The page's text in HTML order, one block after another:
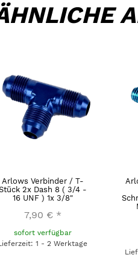
Arlows Verbinder / T-
2x Dash 8 ( 3/4 -
16 UNF ) 1x 3/8"
7,90 € *
sofort verfügbar
1 - 2 Werktage